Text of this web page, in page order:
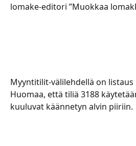
lomake-editori ”Muokkaa
Myyntitilit-välilehdellä on
Huomaa, että tiliä 3188
kuuluvat käännetyn alvin piiriin.